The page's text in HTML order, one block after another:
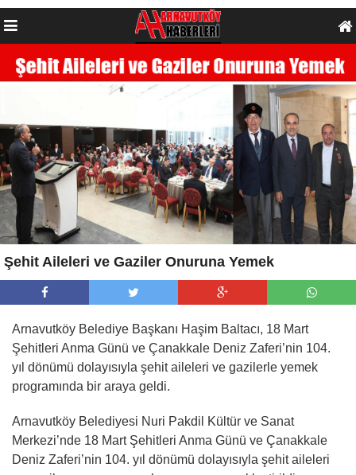
Şehit Aileleri ve Gaziler Onuruna Yemek
Arnavutköy Belediye Başkanı Haşim Baltacı, 18 Mart
Şehitleri Anma Günü ve Çanakkale Deniz Zaferi’nin 104.
yıl dönümü dolayısıyla şehit aileleri ve gazilerle yemek
programında bir araya geldi.
Arnavutköy Belediyesi Nuri Pakdil Kültür ve Sanat
Merkezi’nde 18 Mart Şehitleri Anma Günü ve Çanakkale
Deniz Zaferi’nin 104. yıl dönümü dolayısıyla şehit aileleri